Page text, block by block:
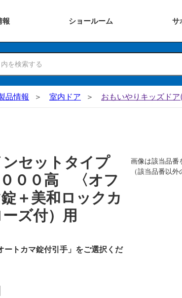
報 ショールーム サ
品情報 室内ドア おもいやりキッズド
セットタイプ
００高 〈オフ
＋美和ロックカ
ズ付）用
ートカマ錠付引手」をご選択くだ
画像は該当品番
（該当品番以